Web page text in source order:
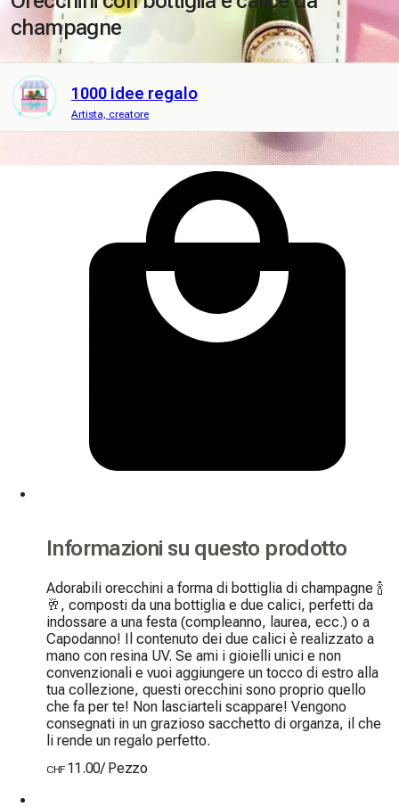
champagne
1000 idee regalo
Artista, creatore
Informazioni su questo prodotto
Adorabili orecchini a forma di bottiglia di champagne 🍾
🥂, composti da una bottiglia e due calici, perfetti da
indossare a una festa (compleanno, laurea, ecc.) o a
Capodanno! Il contenuto dei due calici è realizzato a
mano con resina UV. Se ami i gioielli unici e non
convenzionali e vuoi aggiungere un tocco di estro alla
tua collezione, questi orecchini sono proprio quello
che fa per te! Non lasciarteli scappare! Vengono
consegnati in un grazioso sacchetto di organza, il che
li rende un regalo perfetto.
CHF 11.00/ Pezzo